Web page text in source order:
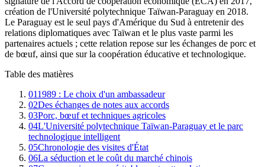
création de l'Université polytechnique Taïwan-Paraguay en 2018.
Le Paraguay est le seul pays d'Amérique du Sud à entretenir des
relations diplomatiques avec Taïwan et le plus vaste parmi les
partenaires actuels ; cette relation repose sur les échanges de porc et
de bœuf, ainsi que sur la coopération éducative et technologique.
Table des matières
011989 : Le choix d'un ambassadeur
02Des échanges de notes aux accords
03Porc, bœuf et techniques agricoles
04L'Université polytechnique Taïwan-Paraguay et le parc
technologique intelligent
05Chronologie des visites d'État
06La séduction et le coût du marché chinois